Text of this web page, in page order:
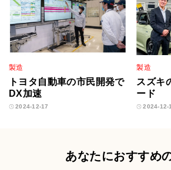
製造
トヨタ自動車の市民開発で
DX加速
2024-12-17
製造
スズキ
ード
2024-12-
あなたにおすすめ